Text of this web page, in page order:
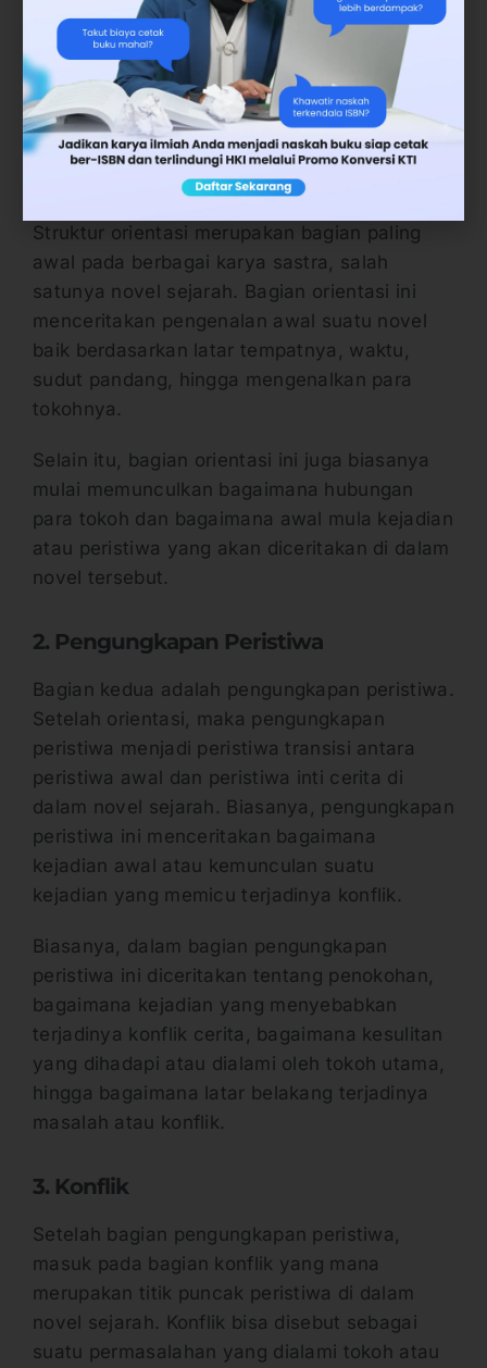
peristiwa, (3) konflik, (4) puncak konflik, (5)
resolusi, dan (6) koda. Di bawah ini akan
dijelaskan secara lengkap mengenai struktur-
struktur tersebut.
Struktur orientasi merupakan bagian paling
awal pada berbagai karya sastra, salah
satunya novel sejarah. Bagian orientasi ini
menceritakan pengenalan awal suatu novel
baik berdasarkan latar tempatnya, waktu,
sudut pandang, hingga mengenalkan para
tokohnya.
Selain itu, bagian orientasi ini juga biasanya
mulai memunculkan bagaimana hubungan
para tokoh dan bagaimana awal mula kejadian
atau peristiwa yang akan diceritakan di dalam
novel tersebut.
2. Pengungkapan Peristiwa
Bagian kedua adalah pengungkapan peristiwa.
Setelah orientasi, maka pengungkapan
peristiwa menjadi peristiwa transisi antara
peristiwa awal dan peristiwa inti cerita di
dalam novel sejarah. Biasanya, pengungkapan
peristiwa ini menceritakan bagaimana
kejadian awal atau kemunculan suatu
kejadian yang memicu terjadinya konflik.
Biasanya, dalam bagian pengungkapan
peristiwa ini diceritakan tentang penokohan,
bagaimana kejadian yang menyebabkan
terjadinya konflik cerita, bagaimana kesulitan
yang dihadapi atau dialami oleh tokoh utama,
hingga bagaimana latar belakang terjadinya
masalah atau konflik.
3. Konflik
Setelah bagian pengungkapan peristiwa,
masuk pada bagian konflik yang mana
merupakan titik puncak peristiwa di dalam
novel sejarah. Konflik bisa disebut sebagai
suatu permasalahan yang dialami tokoh atau